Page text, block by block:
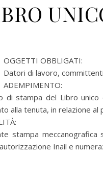
OGGETTI OBBLIGATI:
Datori di lavoro,
ADEMPIMENTO:
di stampa del Libro
alla tenuta, in relazione
stampa
Inail e